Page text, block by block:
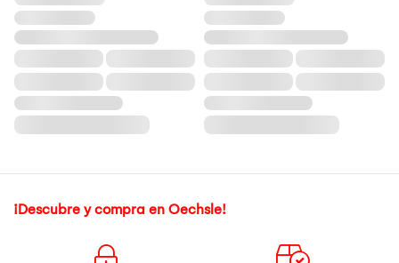
¡Descubre y compra en Oechsle!